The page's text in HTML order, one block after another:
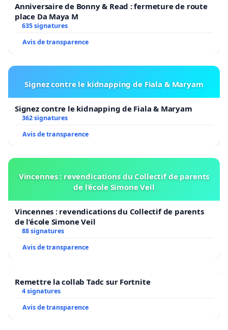
Anniversaire de Bonny & Read : fermeture de route
place Da Maya M
635 signatures
Avis de transparence
Signez contre le kidnapping de Fiala & Maryam
Signez contre le kidnapping de Fiala & Maryam
362 signatures
Avis de transparence
Vincennes : revendications du Collectif de parents
de l’école Simone Veil
Vincennes : revendications du Collectif de parents
de l’école Simone Veil
88 signatures
Avis de transparence
Remettre la collab Tadc sur Fortnite
4 signatures
Avis de transparence